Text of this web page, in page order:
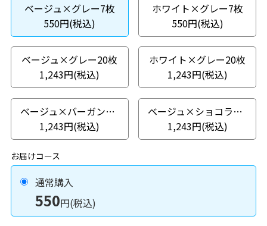
ベージュ×グレー7枚
550円(税込)
ホワイト×グレー7枚
550円(税込)
ベージュ×グレー20枚
1,243円(税込)
ホワイト×グレー20枚
1,243円(税込)
ベージュ×バーガンディ20枚
1,243円(税込)
ベージュ×ショコラ20枚
1,243円(税込)
お届けコース
通常購入
550円(税込)